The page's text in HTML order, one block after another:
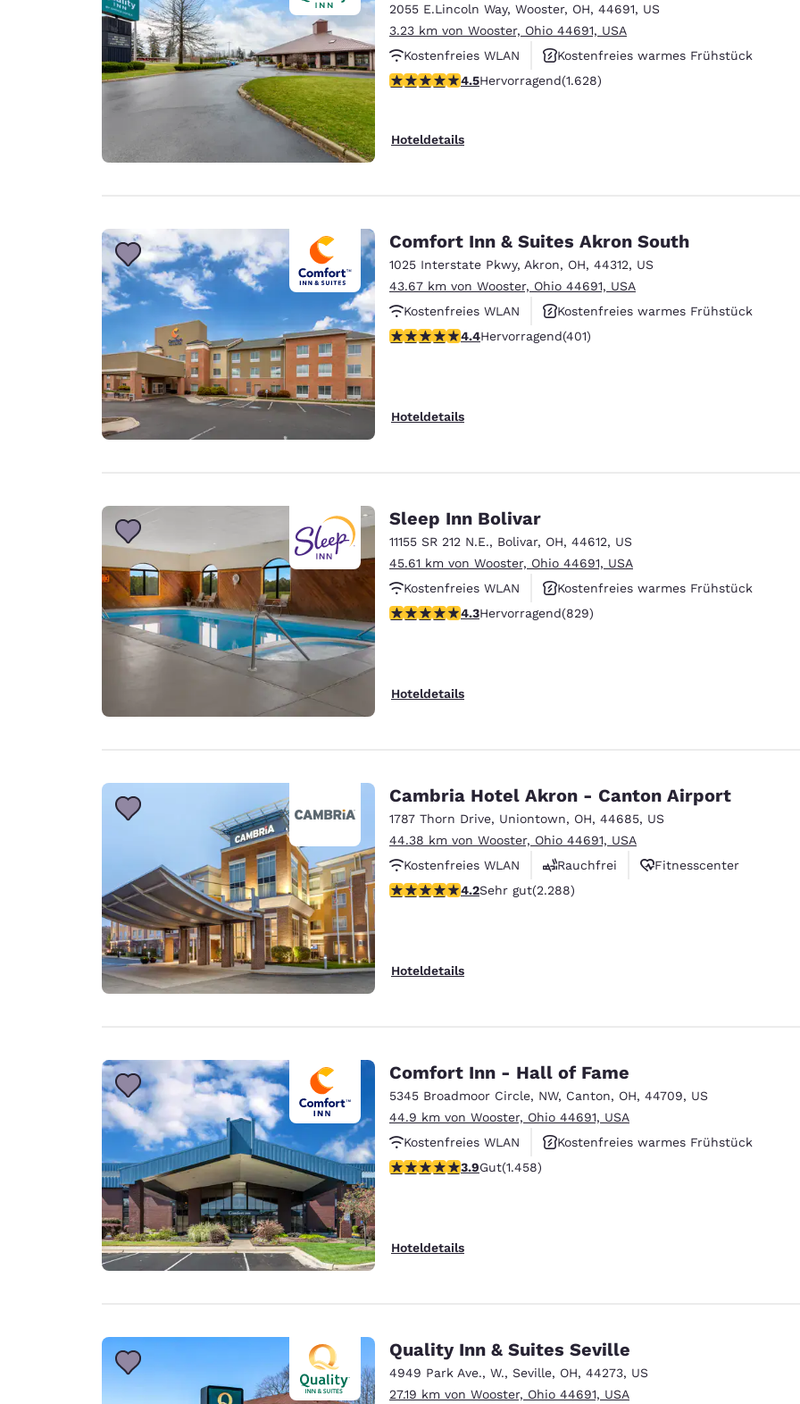
2055 E.Lincoln Way, Wooster, OH, 44691, US
3.23 km von Wooster, Ohio 44691, USA
Kostenfreies WLAN
Kostenfreies warmes Frühstück
Fitnesscenter
4.5-Sterne-Bewertung. Hervorragend. 1628 Bewertungen
4.5Hervorragend(1.628)
Hoteldetails
Comfort Inn & Suites Akron South
1025 Interstate Pkwy, Akron, OH, 44312, US
43.67 km von Wooster, Ohio 44691, USA
Kostenfreies WLAN
Kostenfreies warmes Frühstück
Rauchfrei
4.41-Sterne-Bewertung. Hervorragend. 401 Bewertungen
4.4Hervorragend(401)
Hoteldetails
Sleep Inn Bolivar
11155 SR 212 N.E., Bolivar, OH, 44612, US
45.61 km von Wooster, Ohio 44691, USA
Kostenfreies WLAN
Kostenfreies warmes Frühstück
Rauchfrei
4.29-Sterne-Bewertung. Hervorragend. 829 Bewertungen
4.3Hervorragend(829)
Hoteldetails
Cambria Hotel Akron - Canton Airport
1787 Thorn Drive, Uniontown, OH, 44685, US
44.38 km von Wooster, Ohio 44691, USA
Kostenfreies WLAN
Rauchfrei
Fitnesscenter
4.18-Sterne-Bewertung. Sehr gut. 2288 Bewertungen
4.2Sehr gut(2.288)
Hoteldetails
Comfort Inn - Hall of Fame
5345 Broadmoor Circle, NW, Canton, OH, 44709, US
44.9 km von Wooster, Ohio 44691, USA
Kostenfreies WLAN
Kostenfreies warmes Frühstück
Haustierfreundlich
3.92-Sterne-Bewertung. Gut. 1458 Bewertungen
3.9Gut(1.458)
Hoteldetails
Quality Inn & Suites Seville
4949 Park Ave., W., Seville, OH, 44273, US
27.19 km von Wooster, Ohio 44691, USA